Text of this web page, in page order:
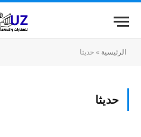
الرئيسية »حديثا
حديثا